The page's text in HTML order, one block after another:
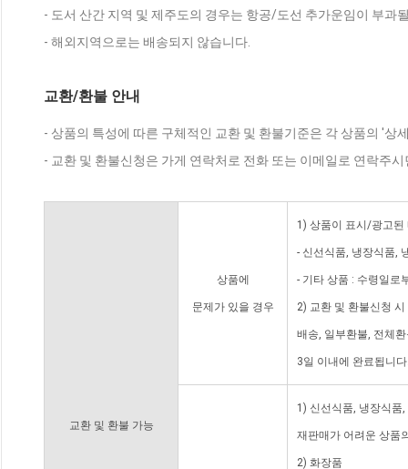
- 도서 산간 지역 및 제주도의 경우는 항공/도선 추가운임이 부과
- 해외지역으로는 배송되지 않습니다.
교환/환불 안내
- 상품의 특성에 따른 구체적인 교환 및 환불기준은 각 상품의 '상
- 교환 및 환불신청은 가게 연락처로 전화 또는 이메일로 연락주
교환 및 환불 가능
상품에
문제가 있을 경우
1) 상품이 표시/광고된
- 신선식품, 냉장식품,
- 기타 상품 : 수령일로
2) 교환 및 환불신청
배송, 일부환불, 전체
3일 이내에 완료됩니
1) 신선식품, 냉장식품
재판매가 어려운 상품
2) 화장품